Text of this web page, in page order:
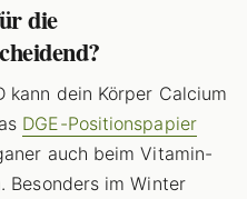
die
kann dein Körper Calcium
DGE-Positionspapier
auch beim Vitamin-
Besonders im Winter